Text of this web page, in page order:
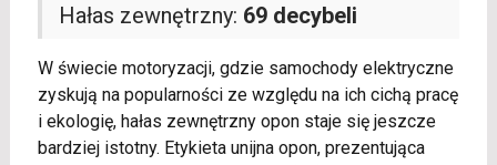
Hałas zewnętrzny: 69 decybeli
W świecie motoryzacji, gdzie samochody elektryczne
zyskują na popularności ze względu na ich cichą pracę
i ekologię, hałas zewnętrzny opon staje się jeszcze
bardziej istotny. Etykieta unijna opon, prezentująca